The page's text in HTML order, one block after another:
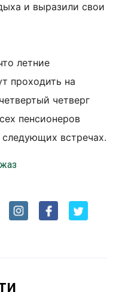
и выразили свои
летние
проходить на
четверг
пенсионеров
следующих встречах.